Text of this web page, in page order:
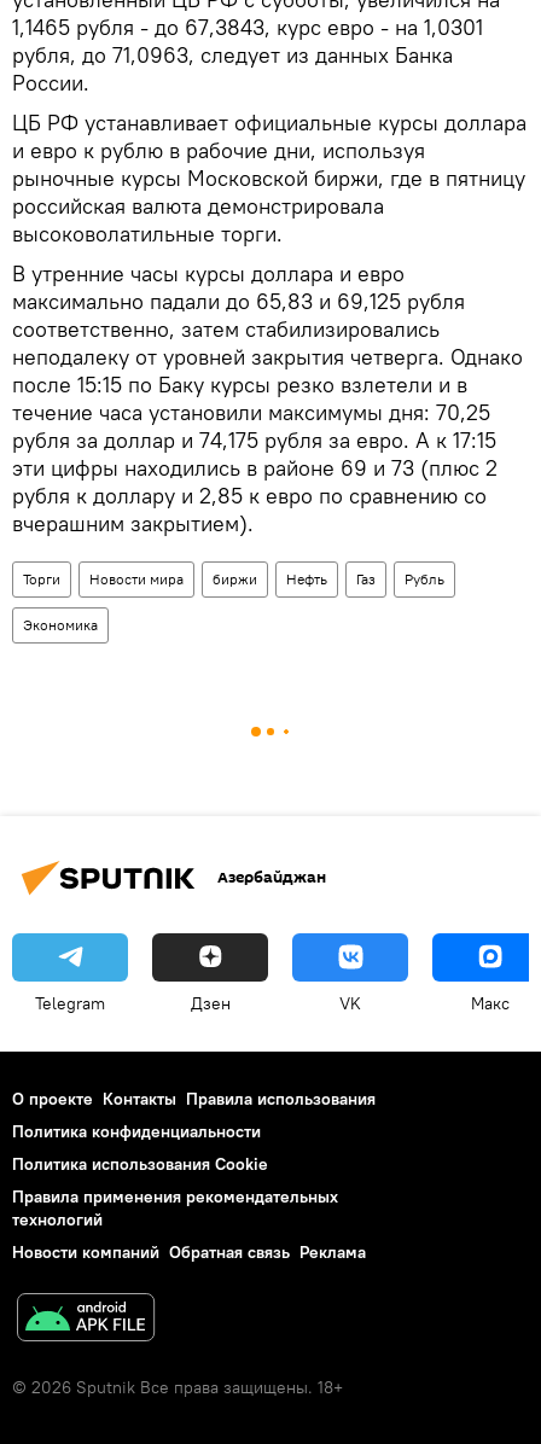
1,1465 рубля - до 67,3843, курс евро - на 1,0301
рубля, до 71,0963, следует из данных Банка
России.
ЦБ РФ устанавливает официальные курсы доллара
и евро к рублю в рабочие дни, используя
рыночные курсы Московской биржи, где в пятницу
российская валюта демонстрировала
высоковолатильные торги.
В утренние часы курсы доллара и евро
максимально падали до 65,83 и 69,125 рубля
соответственно, затем стабилизировались
неподалеку от уровней закрытия четверга. Однако
после 15:15 по Баку курсы резко взлетели и в
течение часа установили максимумы дня: 70,25
рубля за доллар и 74,175 рубля за евро. А к 17:15
эти цифры находились в районе 69 и 73 (плюс 2
рубля к доллару и 2,85 к евро по сравнению со
вчерашним закрытием).
Торги Новости мира биржи Нефть Газ Рубль
Экономика
Азербайджан
Telegram Дзен VK Макс
О проекте Контакты Правила использования
Политика конфиденциальности
Политика использования Cookie
Правила применения рекомендательных
технологий
Новости компаний Обратная связь Реклама
© 2026 Sputnik Все права защищены. 18+